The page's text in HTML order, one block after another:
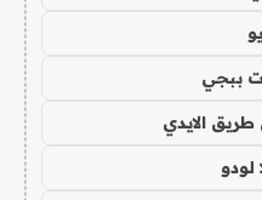
ببجي
الايدي